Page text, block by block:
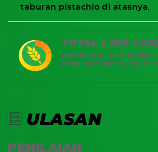
taburan pistachio di atasnya.
TOTAL ± 298
membantu memberikan
anak aktif sepanjang
ULASAN
PENILAIAN